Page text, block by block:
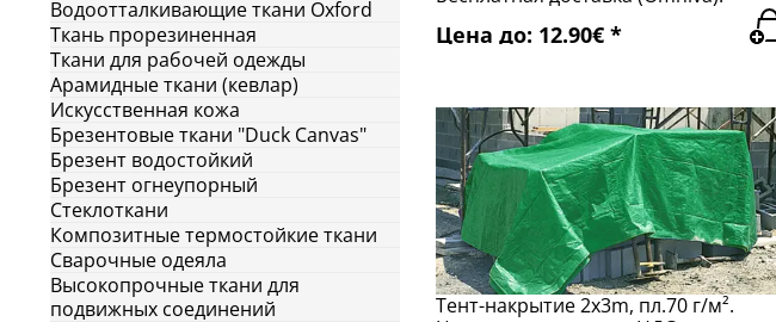
Водоотталкивающие ткани Oxford
Ткань прорезиненная
Ткани для рабочей одежды
Арамидные ткани (кевлар)
Искусcтвенная кожа
Брезентовые ткани "Duck Canvas"
Брезент водостойкий
Брезент огнеупорный
Стеклоткани
Композитные термостойкие ткани
Сварочные одеяла
Высокопрочные ткани для
подвижных соединений
Цена до: 12.90€ *
Тент-накрытие 2x3m, пл.70 г/м².